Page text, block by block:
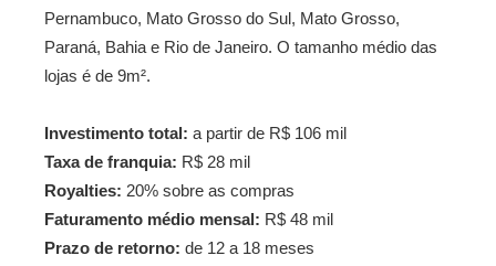
Pernambuco, Mato Grosso do Sul, Mato Grosso,
Paraná, Bahia e Rio de Janeiro. O tamanho médio das
lojas é de 9m².
Investimento total: a partir de R$ 106 mil
Taxa de franquia: R$ 28 mil
Royalties: 20% sobre as compras
Faturamento médio mensal: R$ 48 mil
Prazo de retorno: de 12 a 18 meses